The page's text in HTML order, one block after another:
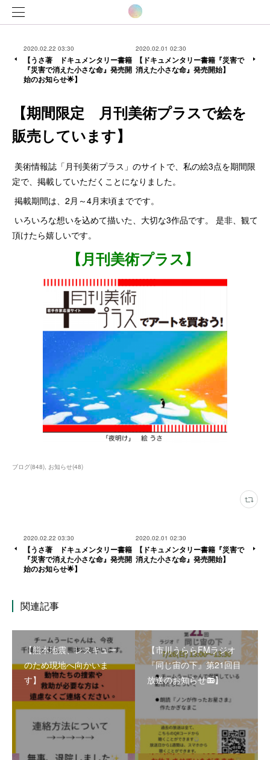
2020.02.22 03:30
【うさ著 ドキュメンタリー書籍
『災害で消えた小さな命』発売開
始のお知らせ🌟】
2020.02.01 02:30
【ドキュメンタリー書籍『災害で
消えた小さな命』発売開始】
【期間限定 月刊美術プラスで絵を
販売しています】
美術情報誌「月刊美術プラス」のサイトで、私の絵3点を期間限
定で、掲載していただくことになりました。
掲載期間は、2月～4月末頃までです。
いろいろな想いを込めて描いた、大切な3作品です。 是非、観て
頂けたら嬉しいです。
【月刊美術プラス】
ブログ(848) お知らせ(48)
2020.02.22 03:30
【うさ著 ドキュメンタリー書籍
『災害で消えた小さな命』発売開
始のお知らせ🌟】
2020.02.01 02:30
【ドキュメンタリー書籍『災害で
消えた小さな命』発売開始】
関連記事
【熊本地震、レスキュー
のため現地へ向かいま
す】
【市川うららFMラジオ
『同じ宙の下』第21回目
放送のお知らせ📻】